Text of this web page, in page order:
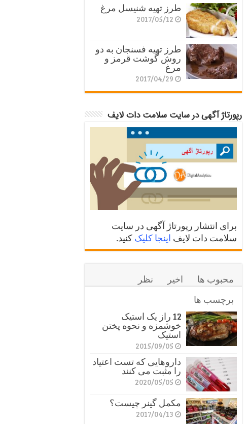
طرز تهیه شنیسل مرغ
2017/05/12
طرز تهیه فسنجان به دو
روش گوشت قرمز و
مرغ
2017/04/29
رپورتاژ آگهی در سایت سلامت دات لایف
برای انتشار رپورتاژ آگهی در سایت
سلامت دات لایف اینجا کلیک کنید.
محبوب ها اخیر
نظر
برچسب ها
12 راز یک استیک
خوشمزه و نحوه پختن
استیک
2015/09/05
داروهایی که تست اعتیاد
را مثبت می کنند
2020/05/05
مکمل گینر چیست؟
2017/04/13